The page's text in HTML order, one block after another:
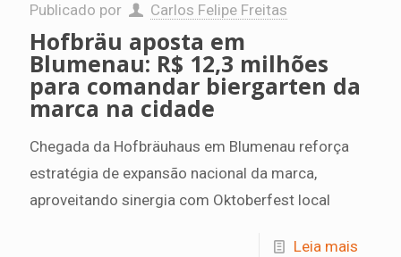
Publicado por Carlos Felipe Freitas
Hofbräu aposta em
Blumenau: R$ 12,3 milhões
para comandar biergarten da
marca na cidade
Chegada da Hofbräuhaus em Blumenau reforça
estratégia de expansão nacional da marca,
aproveitando sinergia com Oktoberfest local
Leia mais